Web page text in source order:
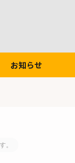
お知らせ
。